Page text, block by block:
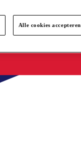
Alle cookies accepteren